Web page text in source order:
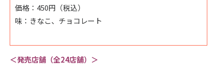
価格：450円（税込）
味：きなこ、チョコレート
＜発売店舗（全24店舗）＞